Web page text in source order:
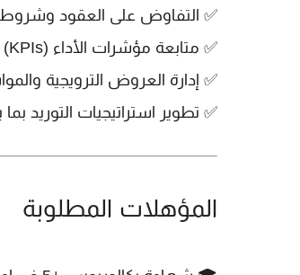
✅ التفاوض على العقود وشروط
✅ متابعة مؤشرات الأداء (KPIs)
✅ إدارة العروض الترويجية
✅ تطوير استراتيجيات التوريد
المؤهلات المطلوبة